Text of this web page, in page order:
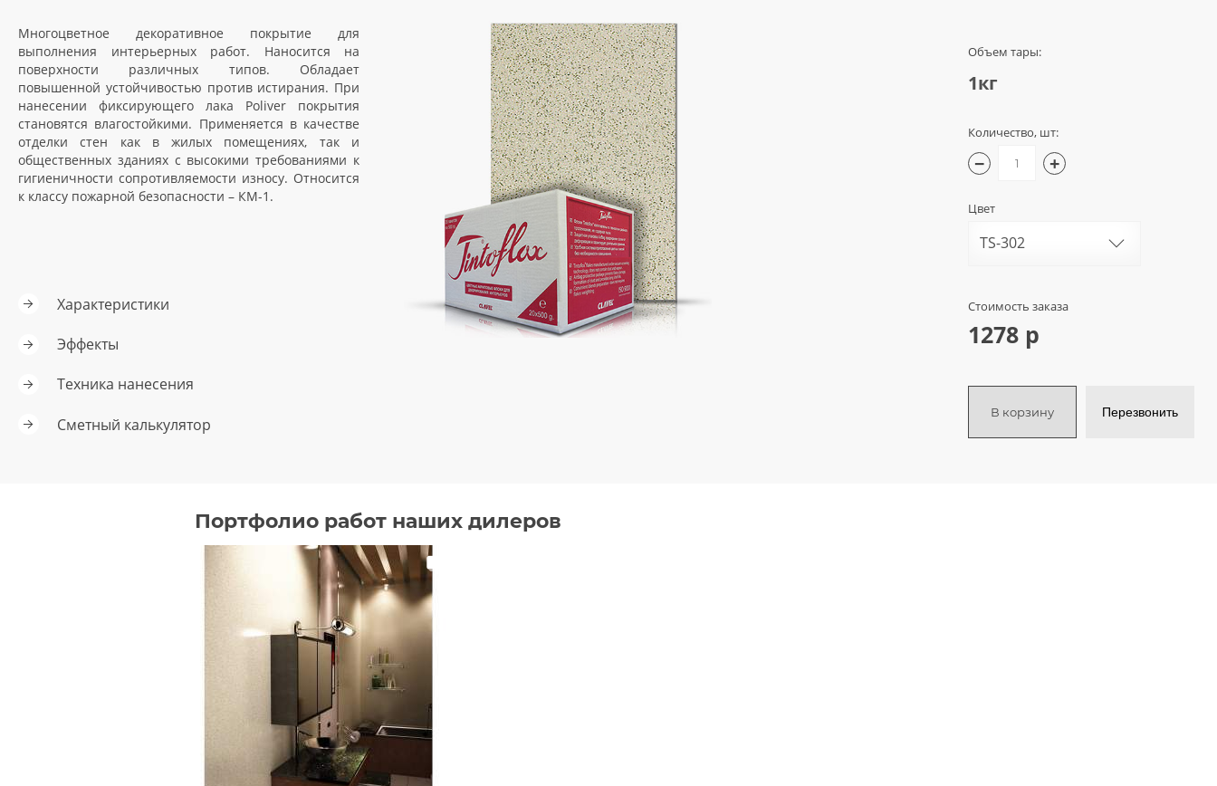
Многоцветное декоративное покрытие для
выполнения интерьерных работ. Наносится на
поверхности различных типов. Обладает
повышенной устойчивостью против истирания. При
нанесении фиксирующего лака Poliver покрытия
становятся влагостойкими. Применяется в качестве
отделки стен как в жилых помещениях, так и
общественных зданиях с высокими требованиями к
гигиеничности сопротивляемости износу. Относится
к классу пожарной безопасности – КМ-1.
Характеристики
Эффекты
Техника нанесения
Сметный калькулятор
Объем тары:
1кг
Количество, шт:
− +
Цвет
TS-302
Стоимость заказа
1278 р
В корзину Перезвонить
Портфолио работ наших дилеров